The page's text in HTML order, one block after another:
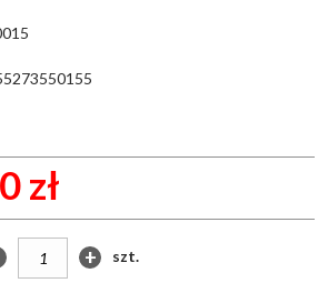
zł
+ szt.